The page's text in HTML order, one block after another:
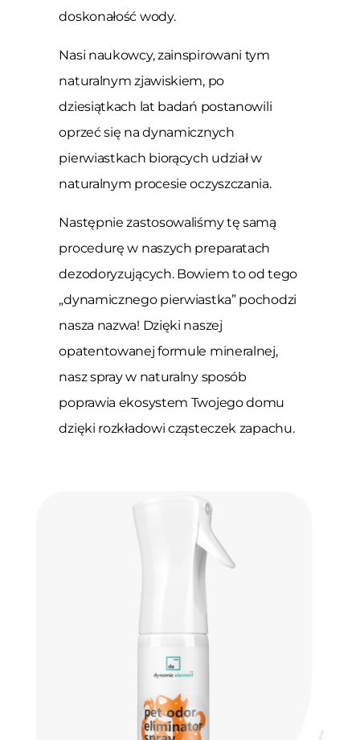
doskonałość wody.
Nasi naukowcy, zainspirowani tym
naturalnym zjawiskiem, po
dziesiątkach lat badań postanowili
oprzeć się na dynamicznych
pierwiastkach biorących udział w
naturalnym procesie oczyszczania.
Następnie zastosowaliśmy tę samą
procedurę w naszych preparatach
dezodoryzujących. Bowiem to od tego
„dynamicznego pierwiastka” pochodzi
nasza nazwa! Dzięki naszej
opatentowanej formule mineralnej,
nasz spray w naturalny sposób
poprawia ekosystem Twojego domu
dzięki rozkładowi cząsteczek zapachu.